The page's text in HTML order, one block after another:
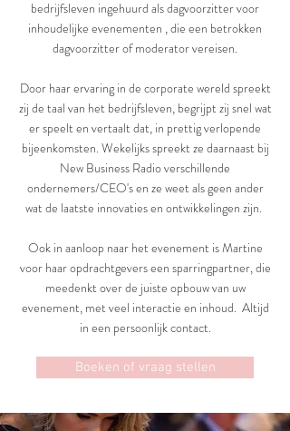
bedrijfsleven ingehuurd als dagvoorzitter voor
inhoudelijke evenementen , die een betrokken
dagvoorzitter of moderator vereisen.
Door haar ervaring in de corporate wereld spreekt
zij de taal van het bedrijfsleven, begrijpt zij snel wat
er speelt en vertaalt dat, in prettig verlopende
bijeenkomsten. Wekelijks spreekt ze daarnaast bij
New Business Radio verschillende
ondernemers/CEO's en ze weet als geen ander
wat de laatste innovaties en ontwikkelingen zijn.
Ook in aanloop naar het evenement is Martine
voor haar opdrachtgevers een sparringpartner, die
meedenkt over de juiste opbouw van uw
evenement, met veel interactie en inhoud. Altijd
in een persoonlijk contact.
Boeken of vraag stellen